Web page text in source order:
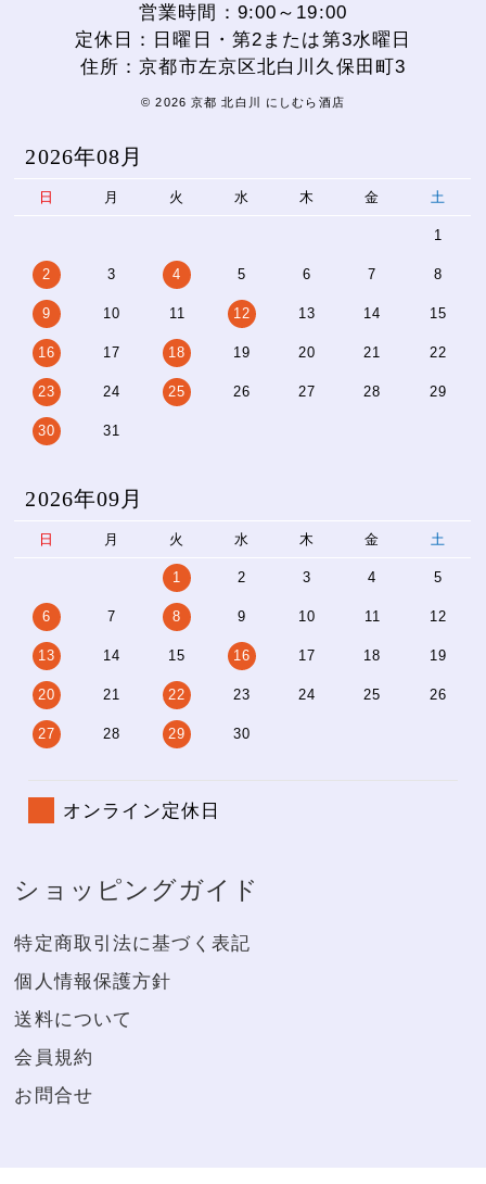
営業時間：9:00～19:00
定休日：日曜日・第2または第3水曜日
住所：京都市左京区北白川久保田町3
© 2026 京都 北白川 にしむら酒店
2026年08月
日 月 火 水 木 金 土
1
2 3 4 5 6 7 8
9 10 11 12 13 14 15
16 17 18 19 20 21 22
23 24 25 26 27 28 29
30 31
2026年09月
日 月 火 水 木 金 土
1 2 3 4 5
6 7 8 9 10 11 12
13 14 15 16 17 18 19
20 21 22 23 24 25 26
27 28 29 30
オンライン定休日
ショッピングガイド
特定商取引法に基づく表記
個人情報保護方針
送料について
会員規約
お問合せ